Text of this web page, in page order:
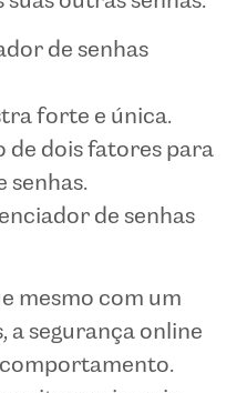
de senhas
forte e única.
de dois fatores para
senhas.
de senhas
mesmo com um
a segurança online